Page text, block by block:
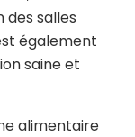
des salles
également
saine et
alimentaire